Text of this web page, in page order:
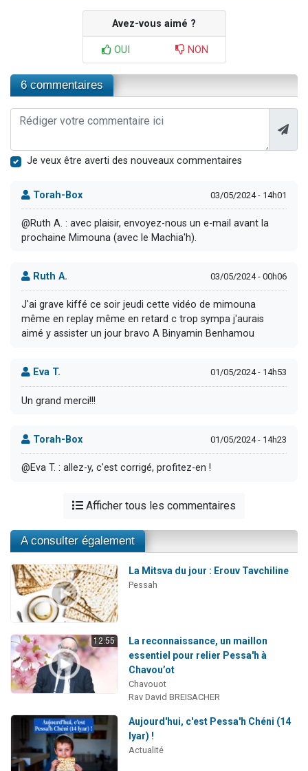
Avez-vous aimé ?
OUI NON
6 commentaires
Je veux être averti des nouveaux commentaires
Torah-Box 03/05/2024 - 14h01
@Ruth A. : avec plaisir, envoyez-nous un e-mail avant la
prochaine Mimouna (avec le Machia'h).
Ruth A. 03/05/2024 - 00h06
J'ai grave kiffé ce soir jeudi cette vidéo de mimouna
même en replay même en retard c trop sympa j'aurais
aimé y assister un jour bravo A Binyamin Benhamou
Eva T. 01/05/2024 - 14h53
Un grand merci!!!
Torah-Box 01/05/2024 - 14h23
@Eva T. : allez-y, c'est corrigé, profitez-en !
Afficher tous les commentaires
A consulter également
La Mitsva du jour : Erouv Tavchiline
Pessah
12:55
La reconnaissance, un maillon
essentiel pour relier Pessa'h à
Chavou’ot
Chavouot
Rav David BREISACHER
Aujourd'hui, c'est Pessa'h Chéni (14
Iyar) !
Actualité